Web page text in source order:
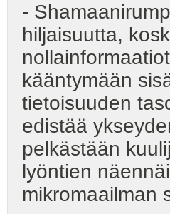
-
hiljaisuutta,
kääntymään
tietoisuuden
edistää
pelkästään
lyöntien
mikromaailman